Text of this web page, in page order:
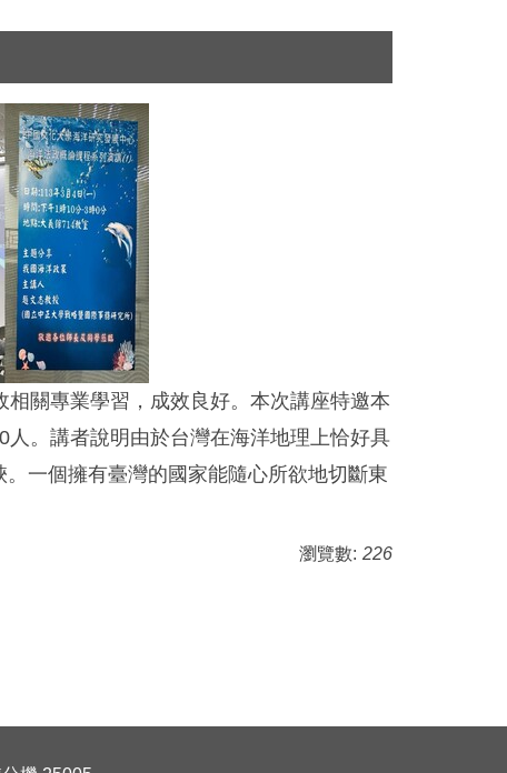
關專業學習，成效良好。本次講座特邀本
。講者說明由於台灣在海洋地理上恰好具
一個擁有臺灣的國家能隨心所欲地切斷東
瀏覽數: 226